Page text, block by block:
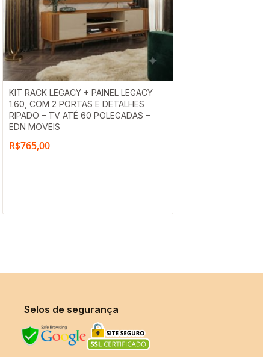
KIT RACK LEGACY + PAINEL LEGACY
1.60, COM 2 PORTAS E DETALHES
RIPADO – TV ATÉ 60 POLEGADAS –
EDN MOVEIS
R$765,00
Selos de segurança